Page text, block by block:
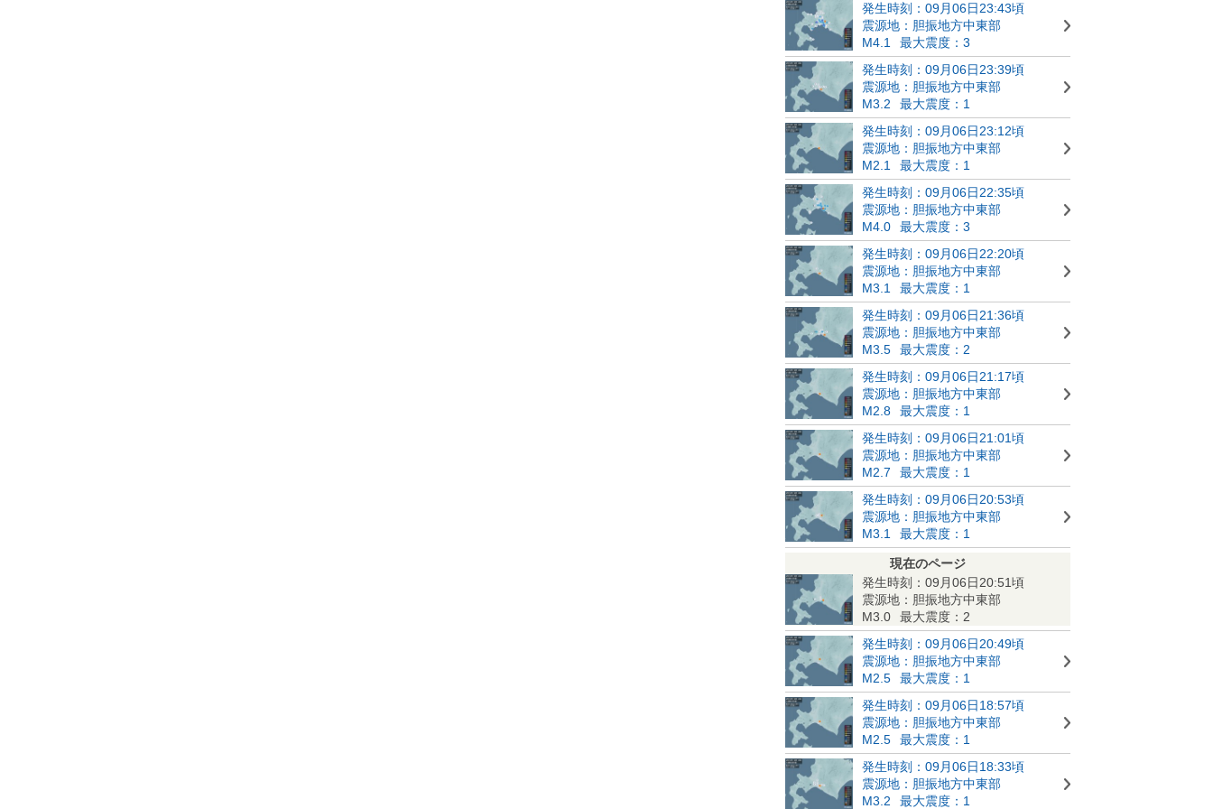
発生時刻：09月06日23:43頃
震源地：胆振地方中東部
M4.1
最大震度：3
発生時刻：09月06日23:39頃
震源地：胆振地方中東部
M3.2
最大震度：1
発生時刻：09月06日23:12頃
震源地：胆振地方中東部
M2.1
最大震度：1
発生時刻：09月06日22:35頃
震源地：胆振地方中東部
M4.0
最大震度：3
発生時刻：09月06日22:20頃
震源地：胆振地方中東部
M3.1
最大震度：1
発生時刻：09月06日21:36頃
震源地：胆振地方中東部
M3.5
最大震度：2
発生時刻：09月06日21:17頃
震源地：胆振地方中東部
M2.8
最大震度：1
発生時刻：09月06日21:01頃
震源地：胆振地方中東部
M2.7
最大震度：1
発生時刻：09月06日20:53頃
震源地：胆振地方中東部
M3.1
最大震度：1
現在のページ
発生時刻：09月06日20:51頃
震源地：胆振地方中東部
M3.0
最大震度：2
発生時刻：09月06日20:49頃
震源地：胆振地方中東部
M2.5
最大震度：1
発生時刻：09月06日18:57頃
震源地：胆振地方中東部
M2.5
最大震度：1
発生時刻：09月06日18:33頃
震源地：胆振地方中東部
M3.2
最大震度：1